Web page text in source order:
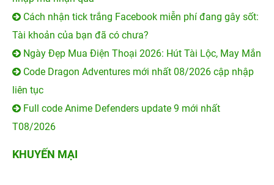
Cách nhận tick trắng Facebook miễn phí đang gây sốt:
Tài khoản của bạn đã có chưa?
Ngày Đẹp Mua Điện Thoại 2026: Hút Tài Lộc, May Mắn
Code Dragon Adventures mới nhất 08/2026 cập nhập
liên tục
Full code Anime Defenders update 9 mới nhất
T08/2026
KHUYẾN MẠI